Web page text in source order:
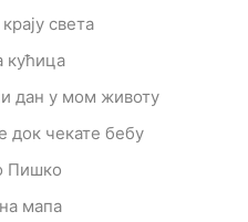
света
кућица
дан у мом животу
док чекате бебу
Пишко
мапа